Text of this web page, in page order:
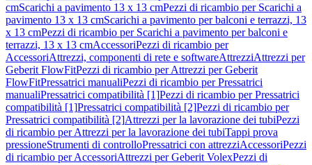
cmScarichi a pavimento 13 x 13 cmPezzi di ricambio per Scarichi a
pavimento 13 x 13 cmScarichi a pavimento per balconi e terrazzi, 13
x 13 cmPezzi di ricambio per Scarichi a pavimento per balconi e
terrazzi, 13 x 13 cmAccessoriPezzi di ricambio per
AccessoriAttrezzi, componenti di rete e softwareAttrezziAttrezzi per
Geberit FlowFitPezzi di ricambio per Attrezzi per Geberit
FlowFitPressatrici manualiPezzi di ricambio per Pressatrici
manualiPressatrici compatibilità [1]Pezzi di ricambio per Pressatrici
compatibilità [1]Pressatrici compatibilità [2]Pezzi di ricambio per
Pressatrici compatibilità [2]Attrezzi per la lavorazione dei tubiPezzi
di ricambio per Attrezzi per la lavorazione dei tubiTappi prova
pressioneStrumenti di controlloPressatrici con attrezziAccessoriPezzi
di ricambio per AccessoriAttrezzi per Geberit VolexPezzi di